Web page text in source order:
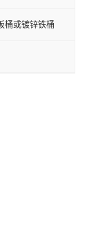
桶或镀锌铁桶